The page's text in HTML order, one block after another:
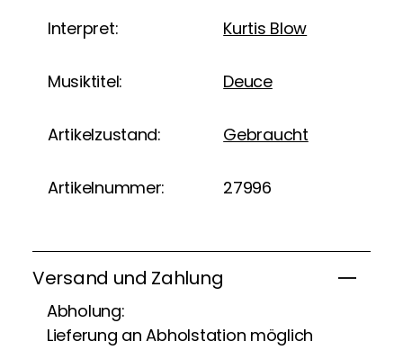
Interpret: Kurtis Blow
Musiktitel: Deuce
Artikelzustand: Gebraucht
Artikelnummer: 27996
Versand und Zahlung
Abholung:
Lieferung an Abholstation möglich